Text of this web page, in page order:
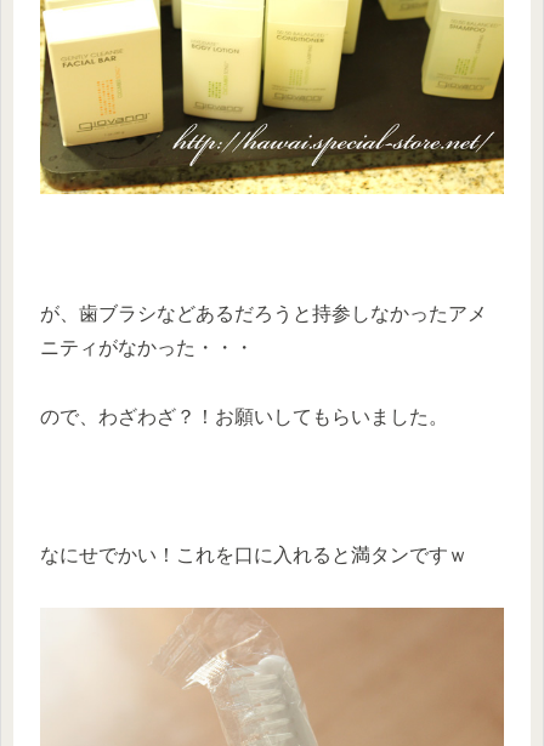
が、歯ブラシなどあるだろうと持参しなかったアメ
ニティがなかった・・・
ので、わざわざ？！お願いしてもらいました。
なにせでかい！これを口に入れると満タンですｗ